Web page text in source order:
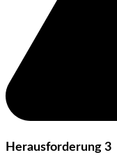
Herausforderung 3